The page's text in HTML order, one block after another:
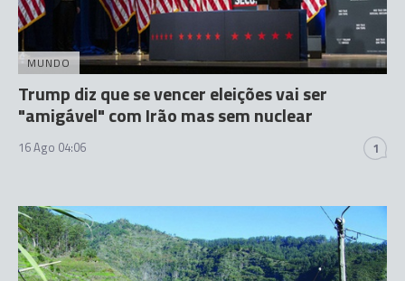
MUNDO
Trump diz que se vencer eleições vai ser
"amigável" com Irão mas sem nuclear
16 Ago 04:06 1